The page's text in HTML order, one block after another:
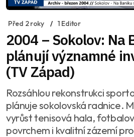
Před 2 roky 1 Editor
2004 – Sokolov: Na
plánují významné
(TV Západ)
Rozsáhlou rekonstrukci
plánuje sokolovská radnice.
vyrůst tenisová hala,
povrchem i kvalitní zázemí